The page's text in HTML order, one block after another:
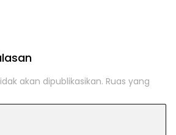
akan dipublikasikan. Ruas yang